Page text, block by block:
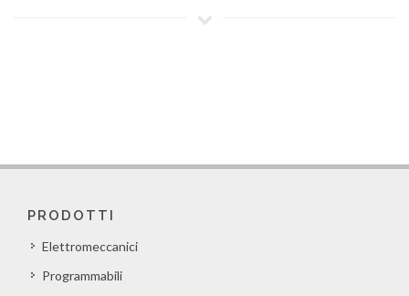
PRODOTTI
Elettromeccanici
Programmabili